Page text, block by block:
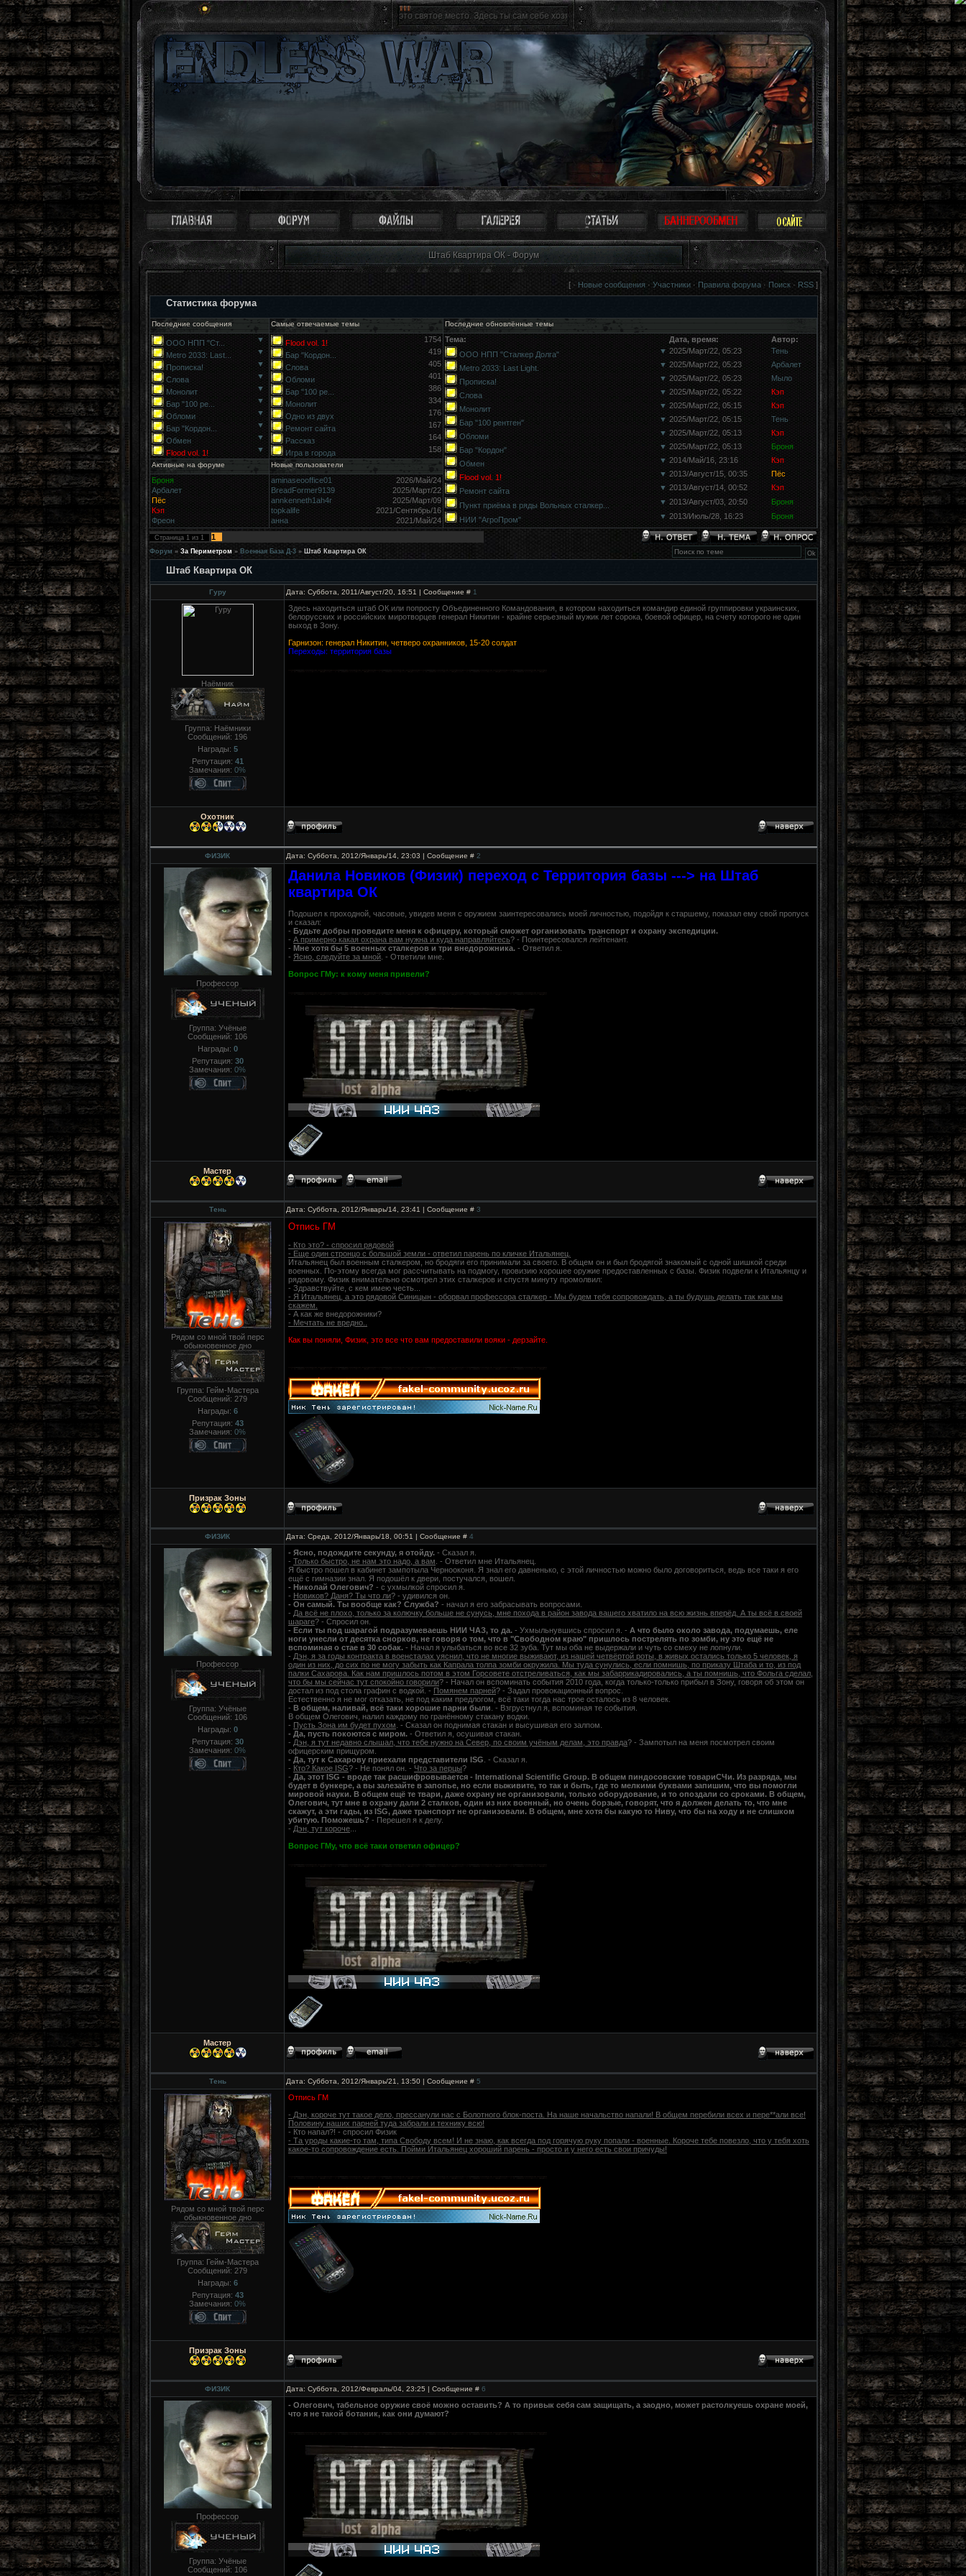
Зона - это святое место. Здесь ты сам себе хозяин, ты свободен как птица. Можно не воспринимать Зону всерьез, многие так и поступают: просто
Штаб Квартира ОК - Форум
[ · Новые сообщения · Участники · Правила форума · Поиск · RSS ]
Статистика форума
Последние сообщения Самые отвечаемые темы Последние обновлённые темы
ООО НПП "Ст...
▼
Metro 2033: Last...
▼
Прописка!
▼
Слова
▼
Монолит
▼
Бар "100 ре...
▼
Обломи
▼
Бар "Кордон...
▼
Обмен
▼
Flood vol. 1!
▼
Flood vol. 1!
1754
Бар "Кордон...
419
Слова
405
Обломи
401
Бар "100 ре...
386
Монолит
334
Одно из двух
176
Ремонт сайта
167
Рассказ
164
Игра в города
158
Тема: Дата, время:
Автор:
ООО НПП "Сталкер Долга"
▼ 2025/Март/22, 05:23
Тень
Metro 2033: Last Light.
▼ 2025/Март/22, 05:23
Арбалет
Прописка!
▼ 2025/Март/22, 05:23
Мыло
Слова
▼ 2025/Март/22, 05:22
Кэп
Монолит
▼ 2025/Март/22, 05:15
Кэп
Бар "100 рентген"
▼ 2025/Март/22, 05:15
Тень
Обломи
▼ 2025/Март/22, 05:13
Кэп
Бар "Кордон"
▼ 2025/Март/22, 05:13
Броня
Обмен
▼ 2014/Май/16, 23:16
Кэп
Flood vol. 1!
▼ 2013/Август/15, 00:35
Пёс
Ремонт сайта
▼ 2013/Август/14, 00:52 Кэп
Пункт приёма в ряды Вольных сталкер... ▼ 2013/Август/03, 20:50 Броня
НИИ "АгроПром" ▼ 2013/Июль/28, 16:23 Броня
Активные на форуме Новые пользователи
Броня
Арбалет
Пёс
Кэп
Фреон
aminaseooffice01
2026/Май/24
BreadFormer9139
2025/Март/22
annkenneth1ah4r
2025/Март/09
topkalife
2021/Сентябрь/16
анна
2021/Май/24
Страница 1 из 1 1
Форум » За Периметром » Военная База Д-3 » Штаб Квартира ОК
Штаб Квартира ОК
Гуру Дата: Суббота, 2011/Август/20, 16:51 | Сообщение # 1
Наёмник
Группа: Наёмники
Сообщений: 196
Награды: 5
Репутация: 41
Замечания: 0%
Здесь находиться штаб ОК или попросту Объединенного Командования, в котором находиться командир единой группировки украинских,
белорусских и российских миротворцев генерал Никитин - крайне серьезный мужик лет сорока, боевой офицер, на счету которого не один
выход в Зону.
Гарнизон: генерал Никитин, четверо охранников, 15-20 солдат
Переходы: территория базы
Охотник
ФИЗИК Дата: Суббота, 2012/Январь/14, 23:03 | Сообщение # 2
Профессор
Группа: Учёные
Сообщений: 106
Награды: 0
Репутация: 30
Замечания: 0%
Данила Новиков (Физик) переход с Территория базы ---> на Штаб
квартира ОК
Подошел к проходной, часовые, увидев меня с оружием заинтересовались моей личностью, подойдя к старшему, показал ему свой пропуск
и сказал:
- Будьте добры проведите меня к офицеру, который сможет организовать транспорт и охрану экспедиции.
- А примерно какая охрана вам нужна и куда направляйтесь? - Поинтересовался лейтенант.
- Мне хотя бы 5 военных сталкеров и три внедорожника. - Ответил я.
- Ясно, следуйте за мной . - Ответили мне.
Вопрос ГМу: к кому меня привели?
Мастер
Тень Дата: Суббота, 2012/Январь/14, 23:41 | Сообщение # 3
Рядом со мной твой перс
обыкновенное дно
Группа: Гейм-Мастера
Сообщений: 279
Награды: 6
Репутация: 43
Замечания: 0%
Отпись ГМ
- Кто это? - спросил рядовой
- Еще один стронцо с большой земли - ответил парень по кличке Итальянец.
Итальянец был военным сталкером, но бродяги его принимали за своего. В общем он и был бродягой знакомый с одной шишкой среди
военных. По-этому всегда мог рассчитывать на подмогу, провизию хорошее оружие предоставленных с базы. Физик подвели к Итальянцу и
рядовому. Физик внимательно осмотрел этих сталкеров и спустя минуту промолвил:
- Здравствуйте, с кем имею честь...
- Я Итальянец, а это рядовой Синицын - оборвал профессора сталкер - Мы будем тебя сопровождать, а ты будушь делать так как мы
скажем.
- А как же внедорожники?
- Мечтать не вредно..
Как вы поняли, Физик, это все что вам предоставили вояки - дерзайте.
Призрак Зоны
ФИЗИК Дата: Среда, 2012/Январь/18, 00:51 | Сообщение # 4
Профессор
Группа: Учёные
Сообщений: 106
Награды: 0
Репутация: 30
Замечания: 0%
- Ясно, подождите секунду, я отойду. - Сказал я.
- Только быстро, не нам это надо, а вам . - Ответил мне Итальянец.
Я быстро пошел в кабинет зампотыла Чернооконя. Я знал его давненько, с этой личностью можно было договориться, ведь все таки я его
ещё с гимназии знал. Я подошёл к двери, постучался, вошел.
- Николай Олегович? - с ухмылкой спросил я.
- Новиков? Даня? Ты что ли? - удивился он.
- Он самый. Ты вообще как? Служба? - начал я его забрасывать вопросами.
- Да всё не плохо, только за колючку больше не сунусь, мне похода в район завода вашего хватило на всю жизнь вперёд. А ты всё в своей
шараге? - Спросил он.
- Если ты под шарагой подразумеваешь НИИ ЧАЗ, то да. - Ухмыльнувшись спросил я. - А что было около завода, подумаешь, еле
ноги унесли от десятка снорков, не говоря о том, что в "Свободном краю" пришлось пострелять по зомби, ну это ещё не
вспоминая о стае в 30 собак. - Начал я улыбаться во все 32 зуба. Тут мы оба не выдержали и чуть со смеху не лопнули.
- Дэн, я за годы контракта в военсталах уяснил, что не многие выживают, из нашей четвёртой роты, в живых остались только 5 человек, я
один из них, до сих по не могу забыть как Капрала толпа зомби окружила. Мы туда сунулись, если помнишь, по приказу Штаба и то, из под
палки Сахарова. Как нам пришлось потом в этом Горсовете отстреливаться, как мы забаррикадировались, а ты помнишь, что Фольга сделал,
что бы мы сейчас тут спокойно говорили? - Начал он вспоминать события 2010 года, когда только-только прибыл в Зону, говоря об этом он
достал из под стола графин с водкой. - Помянем парней? - Задал провокационный вопрос.
Естественно я не мог отказать, не под каким предлогом, всё таки тогда нас трое осталось из 8 человек.
- В общем, наливай, всё таки хорошие парни были . - Взгрустнул я, вспоминая те события.
В общем Олегович, налил каждому по гранённому стакану водки.
- Пусть Зона им будет пухом . - Сказал он поднимая стакан и высушивая его залпом.
- Да, пусть покоются с миром. - Ответил я, осушивая стакан.
- Дэн, я тут недавно слышал, что тебе нужно на Север, по своим учёным делам, это правда? - Зампотыл на меня посмотрел своим
офицерским прищуром.
- Да, тут к Сахарову приехали представители ISG . - Сказал я.
- Кто? Какое ISG? - Не понял он. - Что за перцы?
- Да, этот ISG - вроде так расшифровывается - International Scientific Group. В общем пиндосовские товариСЧи. Из разряда, мы
будет в бункере, а вы залезайте в запопье, но если выживите, то так и быть, где то мелкими буквами запишим, что вы помогли
мировой науки. В общем ещё те твари, даже охрану не организовали, только оборудование, и то опоздали со сроками. В общем,
Олегович, тут мне в охрану дали 2 сталков, один из них военный, но очень борзые, говорят, что я должен делать то, что мне
скажут, а эти гады, из ISG, даже транспорт не организовали. В общем, мне хотя бы какую то Ниву, что бы на ходу и не слишком
убитую. Поможешь? - Перешел я к делу.
- Дэн, тут короче
Вопрос ГМу, что всё таки ответил офицер?
Мастер
Тень Дата: Суббота, 2012/Январь/21, 13:50 | Сообщение # 5
Рядом со мной твой перс
обыкновенное дно
Группа: Гейм-Мастера
Сообщений: 279
Награды: 6
Репутация: 43
Замечания: 0%
Отпись ГМ
- Дэн, короче тут такое дело, прессанули нас с Болотного блок-поста. На наше начальство напали! В общем перебили всех и пере**али все!
Половину наших парней туда забрали и технику всю!
- Кто напал?! - спросил Физик
- Та уроды какие-то там, типа Свободу всем! И не знаю, как всегда под горячую руку попали - военные. Короче тебе повезло, что у тебя хоть
какое-то сопровождение есть. Пойми Итальянец хороший парень - просто и у него есть свои причуды!
Призрак Зоны
ФИЗИК Дата: Суббота, 2012/Февраль/04, 23:25 | Сообщение # 6
Профессор
Группа: Учёные
Сообщений: 106
- Олегович, табельное оружие своё можно оставить? А то привык себя сам защищать, а заодно, может растолкуешь охране моей,
что я не такой ботаник, как они думают?